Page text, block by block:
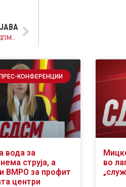
Заради неспосбноста и рацете во медот на ВМРО-ДПМНЕ, Скопје е во тотален хаос
КОНФЕРЕНЦИИ
вода за
струја, а
ВМРО за профит
центри
во